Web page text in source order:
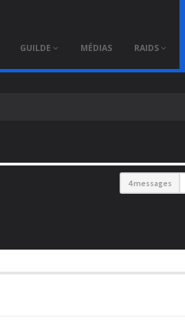
GUILDE MÉDIAS RAIDS
4 messages